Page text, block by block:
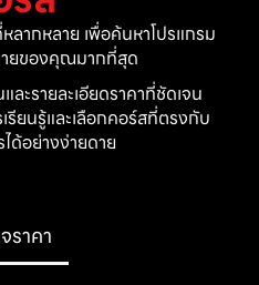
ลากหลาย เพื่อค้นหาโปรแกรม
ายของคุณมากที่สุด
ละรายละเอียดราคาที่ชัดเจน
ยนรู้และเลือกคอร์สที่ตรงกับ
ด้อย่างง่ายดาย
ราคา